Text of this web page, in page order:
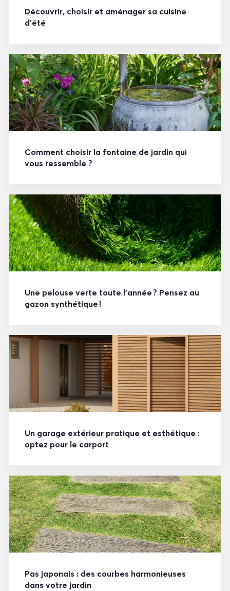
Découvrir, choisir et aménager sa cuisine
d’été
Comment choisir la fontaine de jardin qui
vous ressemble ?
Une pelouse verte toute l’année ? Pensez au
gazon synthétique !
Un garage extérieur pratique et esthétique :
optez pour le carport
Pas japonais : des courbes harmonieuses
dans votre jardin